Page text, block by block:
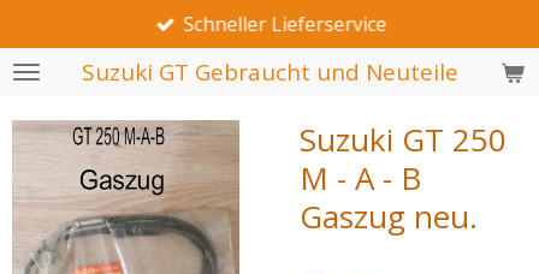
Hauptinhalt
springenSuzuki GT Gebraucht und Neuteile
Schneller Lieferservice
Suzuki GT 250
M - A - B
Gaszug neu.